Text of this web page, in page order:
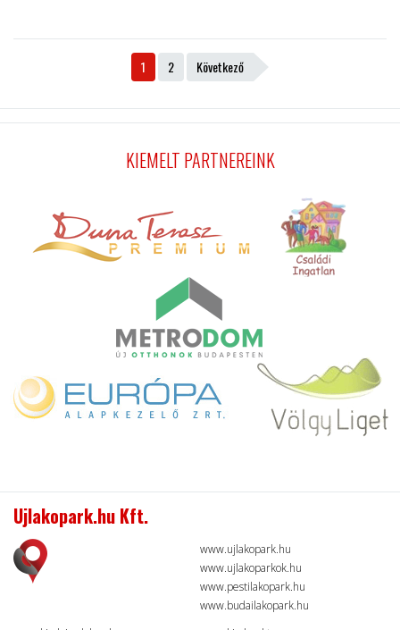
1 2 Következő
KIEMELT PARTNEREINK
Ujlakopark.hu Kft.
www.ujlakopark.hu
www.ujlakoparkok.hu
www.pestilakopark.hu
www.budailakopark.hu